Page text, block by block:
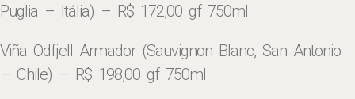
Puglia – Itália) – R$ 172,00 gf 750ml
Viña Odfjell Armador (Sauvignon Blanc, San Antonio
– Chile) – R$ 198,00 gf 750ml